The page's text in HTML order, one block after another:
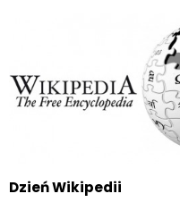
Dzień Wikipedii